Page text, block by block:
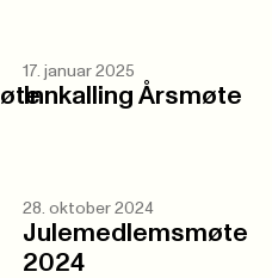
17. januar 2025
Innkalling Årsmøte
28. oktober 2024
Julemedlemsmøte
2024